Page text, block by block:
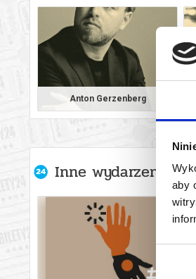
aby
zgody
Anton Gerzenberg
Inne wydarzenia